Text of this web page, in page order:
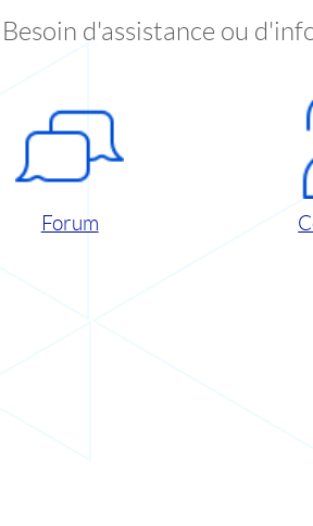
Besoin d'assistance ou
Forum